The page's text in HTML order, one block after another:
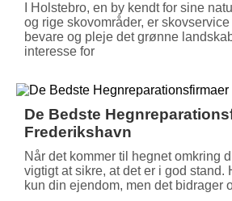
I Holstebro, en by kendt for sine
og rige skovområder, er skovservice
bevare og pleje det grønne
interesse for
De Bedste
Frederikshavn
Når det kommer til hegnet omkring
vigtigt at sikre, at det er i god stand.
kun din ejendom, men det bidrager